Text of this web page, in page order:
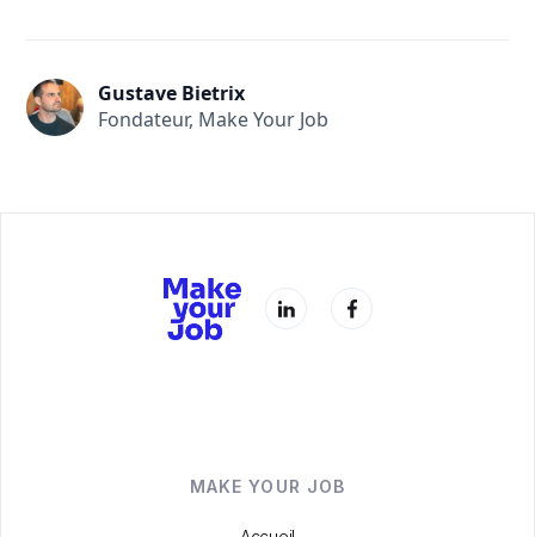
Gustave Bietrix
Fondateur, Make Your Job
MAKE YOUR JOB